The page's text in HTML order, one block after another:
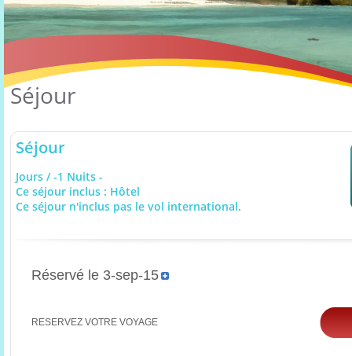
Séjour
Séjour
Jours / -1 Nuits -
Ce séjour inclus : Hôtel
Ce séjour n'inclus pas le vol international.
Réservé le 3-sep-15
RESERVEZ VOTRE VOYAGE